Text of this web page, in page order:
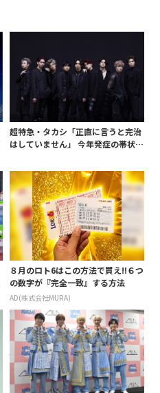
超特急・タカシ「正直に言うと完治
はしていません」 今年発症の帯状疱
白 後遺症も語る
８月のロト6はこの方法で買え!!６つ
の数字が『完全一致』する方法
AD(株式会社MURA)